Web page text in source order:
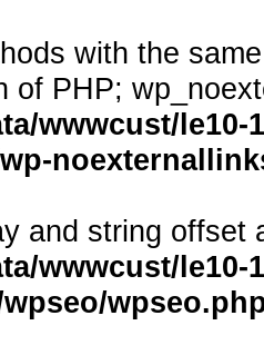
with the
of PHP;
wwwcust/
and string offset
wwwcust/le10-